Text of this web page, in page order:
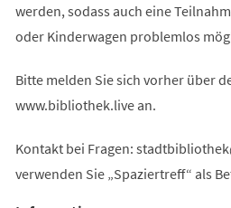
werden, sodass auch eine
oder Kinderwagen problemlos
Bitte melden Sie sich vorher über
www.bibliothek.live an.
Kontakt bei Fragen: stadtbibliothek
verwenden Sie „Spaziertreff“ als